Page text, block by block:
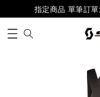
指定商品 單筆訂